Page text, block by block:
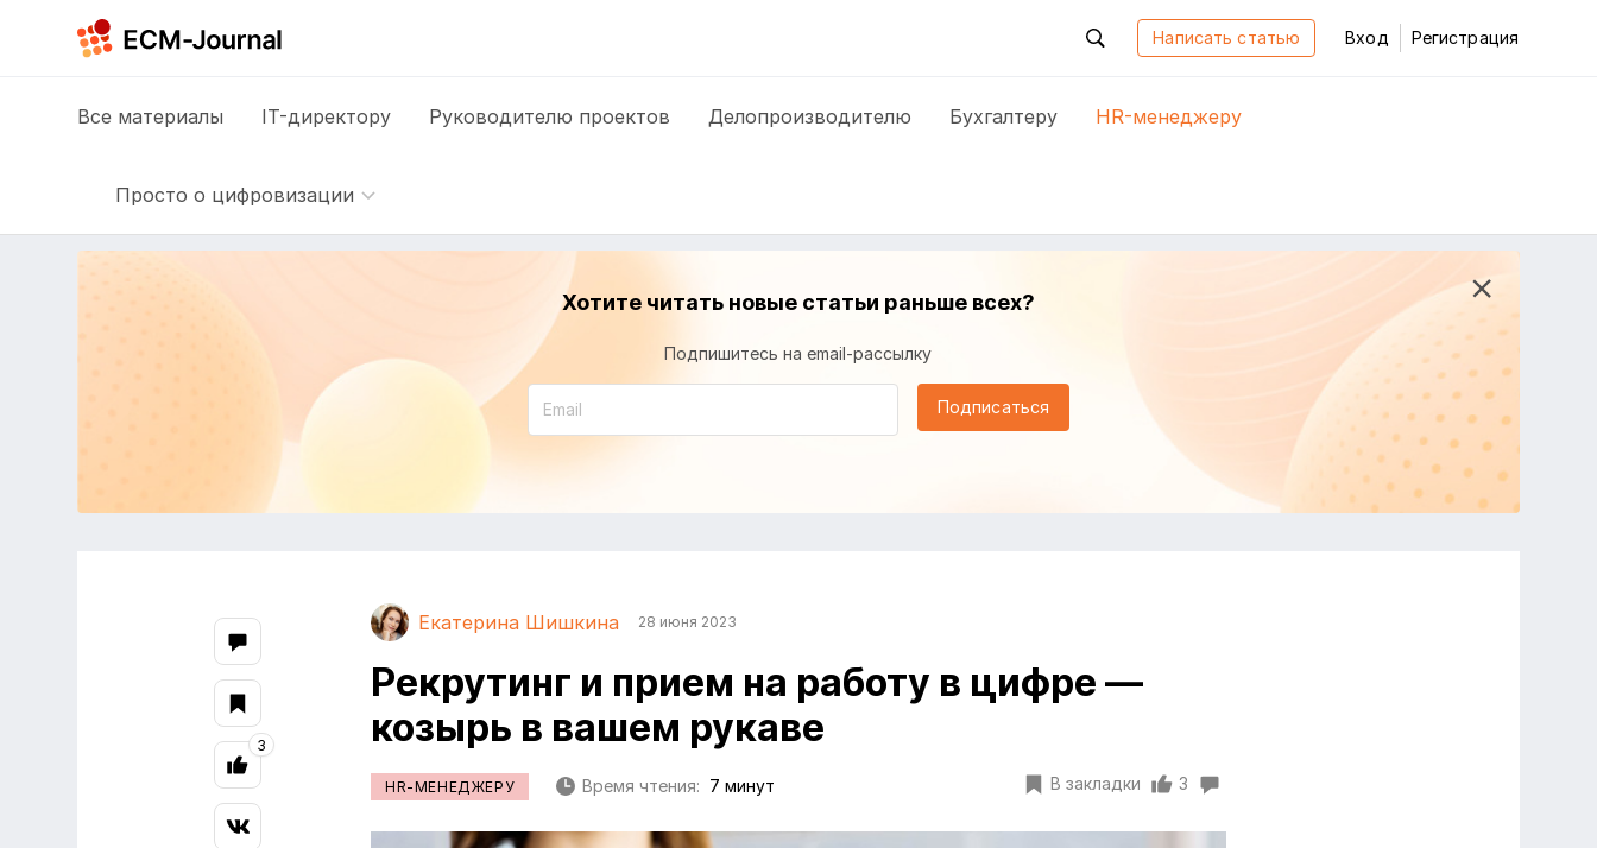
Написать статью Вход Регистрация
Все материалы IT-директору Руководителю проектов Делопроизводителю Бухгалтеру HR-менеджеру
Просто о цифровизации
Хотите читать новые статьи раньше всех?
Подпишитесь на email-рассылку
Подписаться
Екатерина Шишкина 28 июня 2023
Рекрутинг и прием на работу в цифре —
козырь в вашем рукаве
HR-МЕНЕДЖЕРУ Время чтения: 7 минут В закладки 3
3